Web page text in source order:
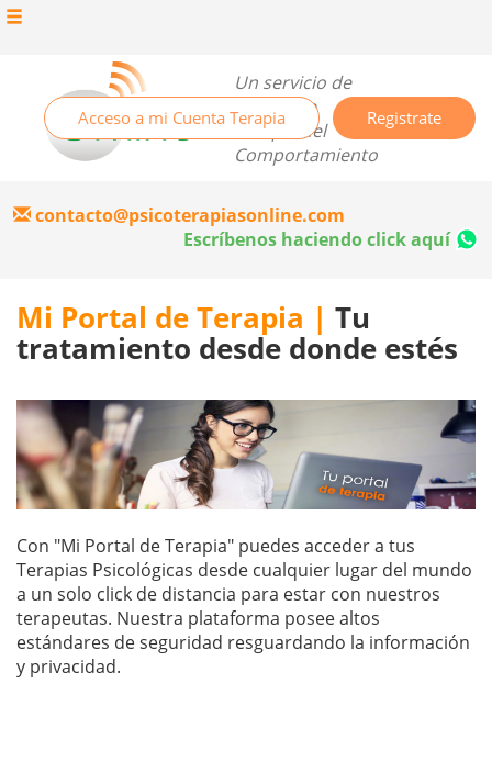
Un servicio de
Centro de
Terapia del
Comportamiento
Acceso a mi Cuenta Terapia Registrate
contacto@psicoterapiasonline.com
Escríbenos haciendo click aquí
Mi Portal de Terapia | Tu
tratamiento desde donde estés
Con "Mi Portal de Terapia" puedes acceder a tus
Terapias Psicológicas desde cualquier lugar del mundo
a un solo click de distancia para estar con nuestros
terapeutas. Nuestra plataforma posee altos
estándares de seguridad resguardando la información
y privacidad.